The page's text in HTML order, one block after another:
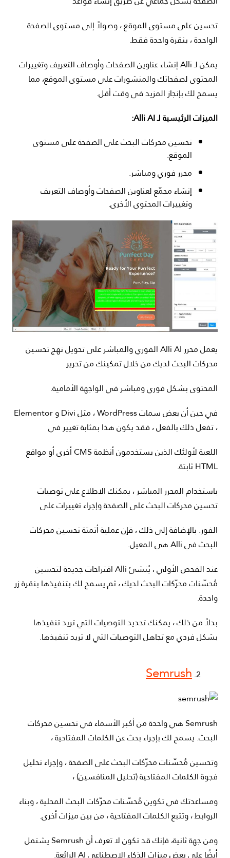
تحسين على مستوى الموقع ، وصولاً إلى مستوى الصفحة
الواحدة ، بنقرة واحدة فقط.
يمكن لـ Alli إنشاء عناوين الصفحات وأوصاف التعريف وتغييرات
المحتوى لصفحاتك والمنشورات على مستوى الموقع، مما
يسمح لك بإنجاز المزيد في وقت أقل.
الميزات الرئيسية لـ Alli AI:
تحسين محركات البحث على الصفحة على مستوى
الموقع.
محرر فوري ومباشر.
إنشاء مجمّع لعناوين الصفحات وأوصاف التعريف
وتغييرات المحتوى الأخرى.
يعمل محرر Alli AI الفوري والمباشر على تحويل نهج تحسين
محركات البحث لديك من خلال تمكينك من تحرير
المحتوى بشكل فوري ومباشر في الواجهة الأمامية.
في حين أن بعض سمات WordPress ، مثل Divi و Elementor
، تفعل ذلك بالفعل ، فقد يكون هذا بمثابة تغيير في
اللعبة لأولئك الذين يستخدمون أنظمة CMS أخرى أو مواقع
HTML ثابتة.
باستخدام المحرر المباشر ، يمكنك الاطلاع على توصيات
تحسين محركات البحث على الصفحة وإجراء تغييرات على
الفور. بالإضافة إلى ذلك ، فإن عملية أتمتة تحسين محركات
البحث في Alli هي المعيل.
عند الفحص الأولي ، يُنشئ Alli اقتراحات جديدة لتحسين
مُحسّنات محرّكات البحث لديك ، ثم يسمح لك بتنفيذها بنقرة زر
واحدة.
بدلاً من ذلك ، يمكنك تحديد التوصيات التي تريد تنفيذها
بشكل فردي مع تجاهل التوصيات التي لا تريد تنفيذها.
Semrush
Semrush هي واحدة من أكبر الأسماء في تحسين محركات
البحث. يسمح لك بإجراء بحث عن الكلمات المفتاحية ،
وتحسين مُحسّنات محرّكات البحث على الصفحة ، وإجراء تحليل
فجوة الكلمات المفتاحية (تحليل المنافسين) ،
ومساعدتك في تكوين مُحسّنات محرّكات البحث المحلية ، وبناء
الروابط ، وتتبع الكلمات المفتاحية ، من بين ميزات أخرى.
ومن جهة ثانية، فإنك قد تكون لا تعرف أن Semrush يشتمل
أيضًا على بعض ميزات الذكاء الاصطناعي AI الرائعة.